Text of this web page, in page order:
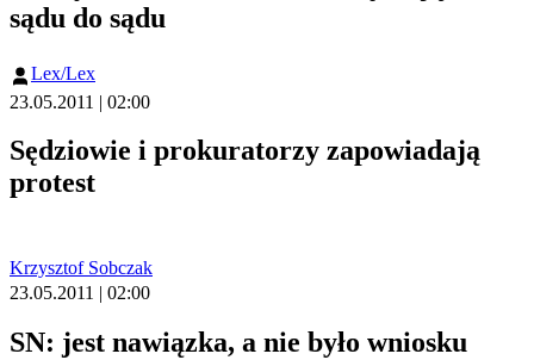
sądu do sądu
Lex/Lex
23.05.2011 | 02:00
Sędziowie i prokuratorzy zapowiadają
protest
Krzysztof Sobczak
23.05.2011 | 02:00
SN: jest nawiązka, a nie było wniosku